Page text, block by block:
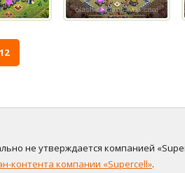
не утверждается компанией
контента компании «Supercell».